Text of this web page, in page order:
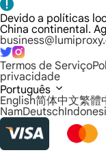
Devido a políticas
China continental.
Termos de Serviço
privacidade
Português
English简体中文繁體
NamDeutsch